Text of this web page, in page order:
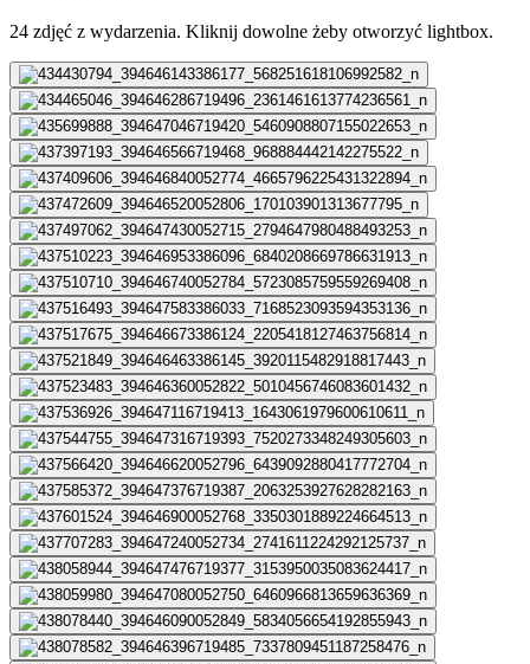
24 zdjęć z wydarzenia. Kliknij dowolne żeby otworzyć lightbox.